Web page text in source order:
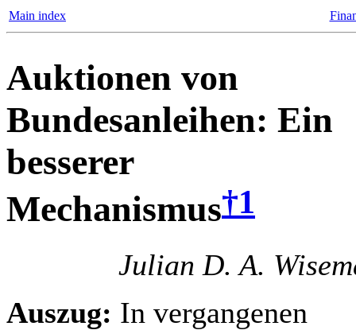
Main index
Auktionen von
Bundesanleihen: Ein
besserer
Mechanismus†1
Julian D. A.
Auszug: In vergangenen